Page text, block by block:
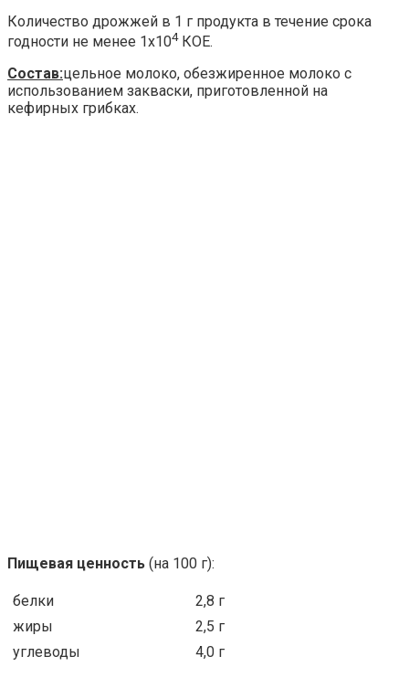
Количество дрожжей в 1 г продукта в течение срока
годности не менее 1х104КОЕ.
Состав:цельное молоко, обезжиренное молоко с
использованием закваски, приготовленной на
кефирных грибках.
Пищевая ценность (на 100 г):
белки
2,8 г
жиры
2,5 г
углеводы
4,0 г